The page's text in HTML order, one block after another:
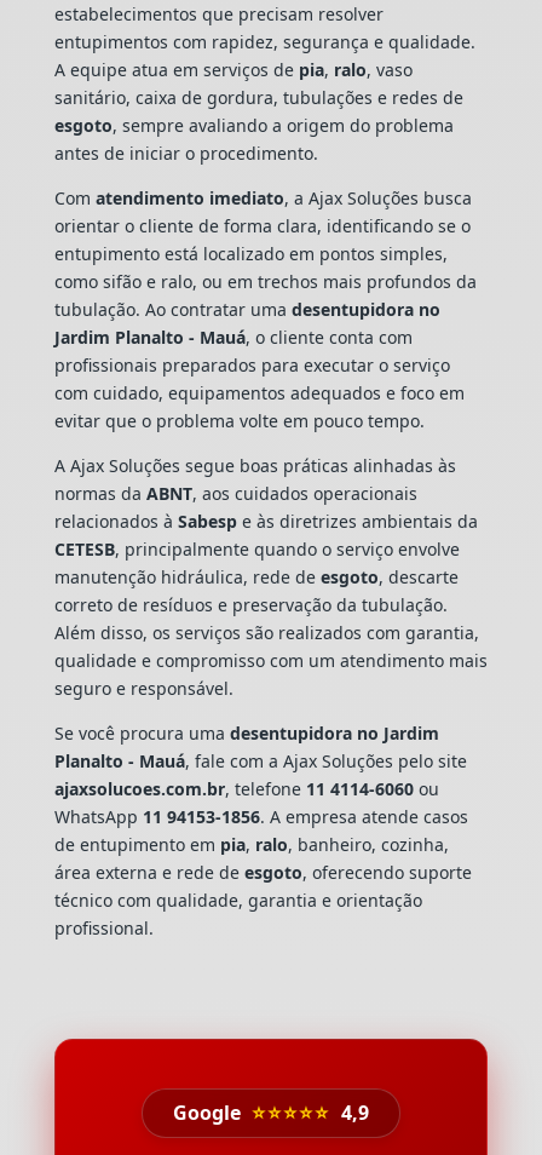
estabelecimentos que precisam resolver
entupimentos com rapidez, segurança e qualidade.
A equipe atua em serviços de pia, ralo, vaso
sanitário, caixa de gordura, tubulações e redes de
esgoto, sempre avaliando a origem do problema
antes de iniciar o procedimento.
Com atendimento imediato, a Ajax Soluções busca
orientar o cliente de forma clara, identificando se o
entupimento está localizado em pontos simples,
como sifão e ralo, ou em trechos mais profundos da
tubulação. Ao contratar uma desentupidora no
Jardim Planalto - Mauá, o cliente conta com
profissionais preparados para executar o serviço
com cuidado, equipamentos adequados e foco em
evitar que o problema volte em pouco tempo.
A Ajax Soluções segue boas práticas alinhadas às
normas da ABNT, aos cuidados operacionais
relacionados à Sabespe às diretrizes ambientais da
CETESB, principalmente quando o serviço envolve
manutenção hidráulica, rede de esgoto, descarte
correto de resíduos e preservação da tubulação.
Além disso, os serviços são realizados com garantia,
qualidade e compromisso com um atendimento mais
seguro e responsável.
Se você procura uma desentupidora no Jardim
Planalto - Mauá, fale com a Ajax Soluções pelo site
ajaxsolucoes.com.br, telefone 11 4114-6060ou
WhatsApp 11 94153-1856. A empresa atende casos
de entupimento em pia, ralo, banheiro, cozinha,
área externa e rede de esgoto, oferecendo suporte
técnico com qualidade, garantia e orientação
profissional.
Google ⭐⭐⭐⭐⭐ 4,9